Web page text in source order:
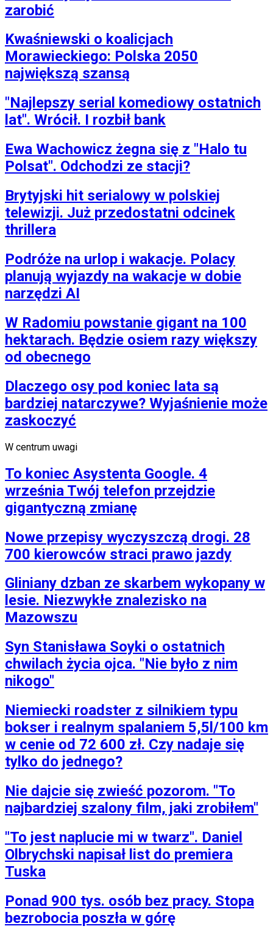
zarobić
Kwaśniewski o koalicjach
Morawieckiego: Polska 2050
największą szansą
"Najlepszy serial komediowy ostatnich
lat". Wrócił. I rozbił bank
Ewa Wachowicz żegna się z "Halo tu
Polsat". Odchodzi ze stacji?
Brytyjski hit serialowy w polskiej
telewizji. Już przedostatni odcinek
thrillera
Podróże na urlop i wakacje. Polacy
planują wyjazdy na wakacje w dobie
narzędzi AI
W Radomiu powstanie gigant na 100
hektarach. Będzie osiem razy większy
od obecnego
Dlaczego osy pod koniec lata są
bardziej natarczywe? Wyjaśnienie może
zaskoczyć
W centrum uwagi
To koniec Asystenta Google. 4
września Twój telefon przejdzie
gigantyczną zmianę
Nowe przepisy wyczyszczą drogi. 28
700 kierowców straci prawo jazdy
Gliniany dzban ze skarbem wykopany w
lesie. Niezwykłe znalezisko na
Mazowszu
Syn Stanisława Soyki o ostatnich
chwilach życia ojca. "Nie było z nim
nikogo"
Niemiecki roadster z silnikiem typu
bokser i realnym spalaniem 5,5l/100 km
w cenie od 72 600 zł. Czy nadaje się
tylko do jednego?
Nie dajcie się zwieść pozorom. "To
najbardziej szalony film, jaki zrobiłem"
"To jest naplucie mi w twarz". Daniel
Olbrychski napisał list do premiera
Tuska
Ponad 900 tys. osób bez pracy. Stopa
bezrobocia poszła w górę